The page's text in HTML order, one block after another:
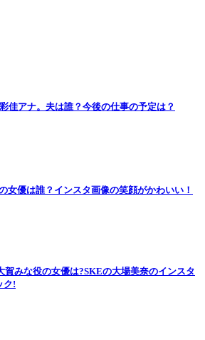
佳アナ。夫は誰？今後の仕事の予定は？
女優は誰？インスタ画像の笑顔がかわいい！
賀みな役の女優は?SKEの大場美奈のインスタ
ク!